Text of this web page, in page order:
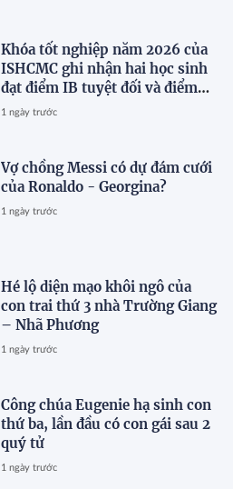
Khóa tốt nghiệp năm 2026 của
ISHCMC ghi nhận hai học sinh
đạt điểm IB tuyệt đối và điểm
trung bình toàn khóa đạt 34,5
1 ngày trước
Vợ chồng Messi có dự đám cưới
của Ronaldo - Georgina?
1 ngày trước
Hé lộ diện mạo khôi ngô của
con trai thứ 3 nhà Trường Giang
– Nhã Phương
1 ngày trước
Công chúa Eugenie hạ sinh con
thứ ba, lần đầu có con gái sau 2
quý tử
1 ngày trước